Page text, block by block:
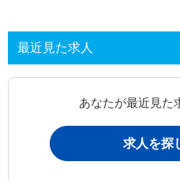
最近見た求人
あなたが最近見た
求人を探